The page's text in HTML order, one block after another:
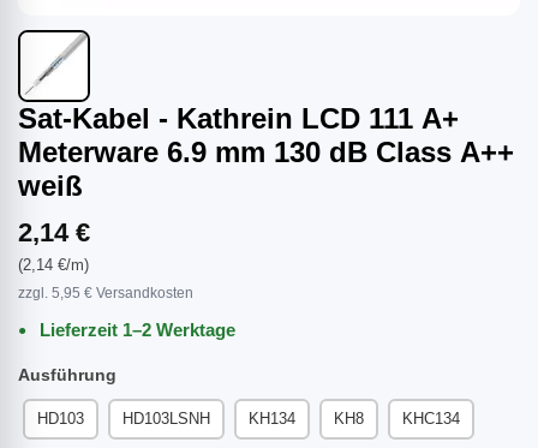
Sat-Kabel - Kathrein LCD 111 A+
Meterware 6.9 mm 130 dB Class A++
weiß
2,14 €
(2,14 €/m)
zzgl. 5,95 € Versandkosten
Lieferzeit 1–2 Werktage
Ausführung
HD103 HD103LSNH KH134 KH8 KHC134